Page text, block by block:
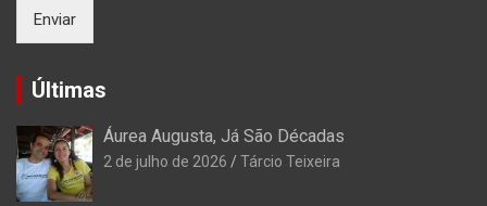
Enviar
Últimas
Áurea Augusta, Já São Décadas
2 de julho de 2026 Tárcio Teixeira